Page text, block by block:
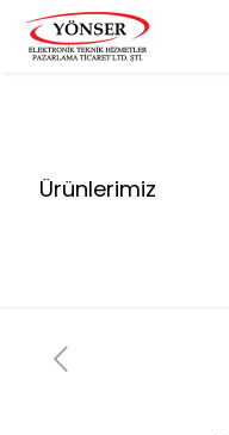
Ürünlerimiz